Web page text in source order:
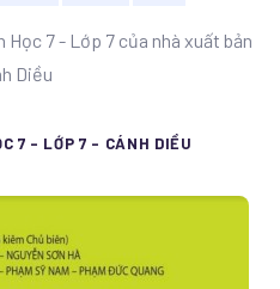
7 - Lớp 7 của nhà xuất bản
Diều
7 - LỚP 7 - CÁNH DIỀU